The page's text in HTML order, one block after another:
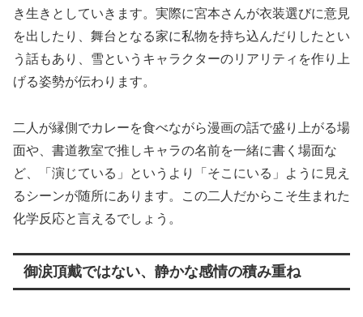
き生きとしていきます。実際に宮本さんが衣装選びに意見
を出したり、舞台となる家に私物を持ち込んだりしたとい
う話もあり、雪というキャラクターのリアリティを作り上
げる姿勢が伝わります。
二人が縁側でカレーを食べながら漫画の話で盛り上がる場
面や、書道教室で推しキャラの名前を一緒に書く場面な
ど、「演じている」というより「そこにいる」ように見え
るシーンが随所にあります。この二人だからこそ生まれた
化学反応と言えるでしょう。
御涙頂戴ではない、静かな感情の積み重ね